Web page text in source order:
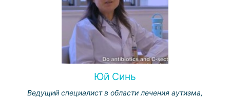
Юй Синь
Ведущий специалист в области лечения аутизма,